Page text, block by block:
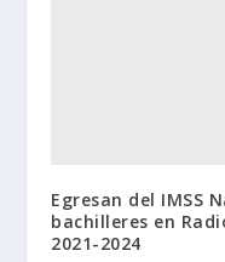
Egresan del IMSS
bachilleres en
2021-2024